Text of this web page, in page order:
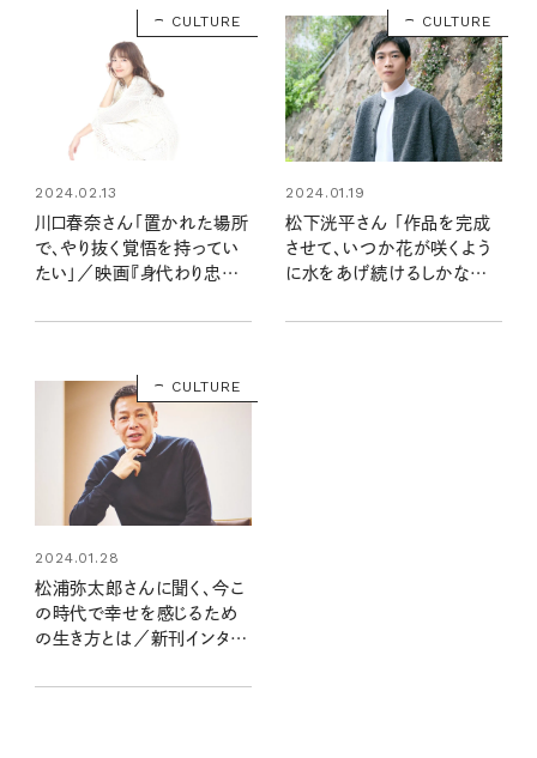
CULTURE
2024.02.13
川口春奈さん「置かれた場所
で、やり抜く覚悟を持ってい
たい」／映画『身代わり忠臣
CULTURE
2024.01.19
松下洸平さん 「作品を完成
させて、いつか花が咲くよう
に水をあげ続けるしかない」
CULTURE
2024.01.28
松浦弥太郎さんに聞く、今こ
の時代で幸せを感じるため
の生き方とは／新刊インタビ